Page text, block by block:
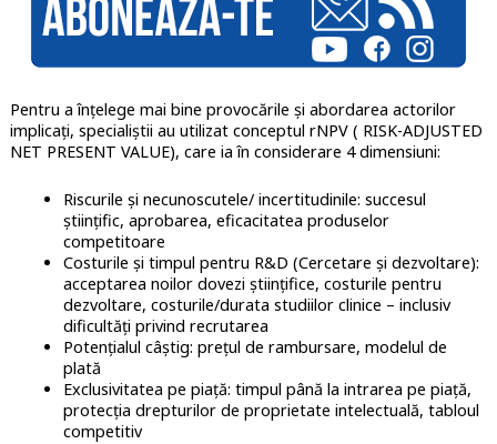
Pentru a înțelege mai bine provocările și abordarea actorilor
implicați, specialiștii au utilizat conceptul rNPV ( RISK-ADJUSTED
NET PRESENT VALUE), care ia în considerare 4 dimensiuni:
Riscurile și necunoscutele/ incertitudinile: succesul
științific, aprobarea, eficacitatea produselor
competitoare
Costurile și timpul pentru R&D (Cercetare și dezvoltare):
acceptarea noilor dovezi științifice, costurile pentru
dezvoltare, costurile/durata studiilor clinice – inclusiv
dificultăți privind recrutarea
Potențialul câștig: prețul de rambursare, modelul de
plată
Exclusivitatea pe piață: timpul până la intrarea pe piață,
protecția drepturilor de proprietate intelectuală, tabloul
competitiv